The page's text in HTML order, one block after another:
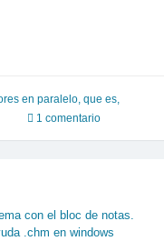
en paralelo, que es,
1 comentario
con el bloc de notas.
.chm en windows